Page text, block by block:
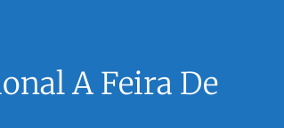
A Feira De